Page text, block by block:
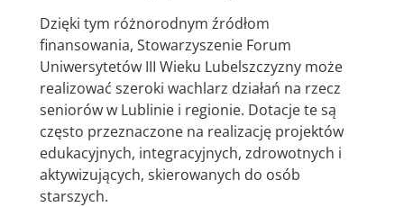
Dzięki tym różnorodnym źródłom
finansowania, Stowarzyszenie Forum
Uniwersytetów III Wieku Lubelszczyzny może
realizować szeroki wachlarz działań na rzecz
seniorów w Lublinie i regionie. Dotacje te są
często przeznaczone na realizację projektów
edukacyjnych, integracyjnych, zdrowotnych i
aktywizujących, skierowanych do osób
starszych.